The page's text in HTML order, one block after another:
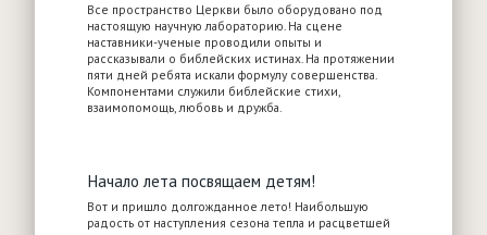
Все пространство Церкви было оборудовано под
настоящую научную лабораторию. На сцене
наставники-ученые проводили опыты и
рассказывали о библейских истинах. На протяжении
пяти дней ребята искали формулу совершенства.
Компонентами служили библейские стихи,
взаимопомощь, любовь и дружба.
Начало лета посвящаем детям!
Вот и пришло долгожданное лето! Наибольшую
радость от наступления сезона тепла и расцветшей